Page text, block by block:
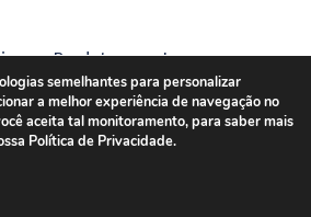
Produtos
Imprensa
Termos de Serviços
semelhantes para personalizar
a melhor experiência de navegação no
aceita tal monitoramento, para saber mais
Política de Privacidade.